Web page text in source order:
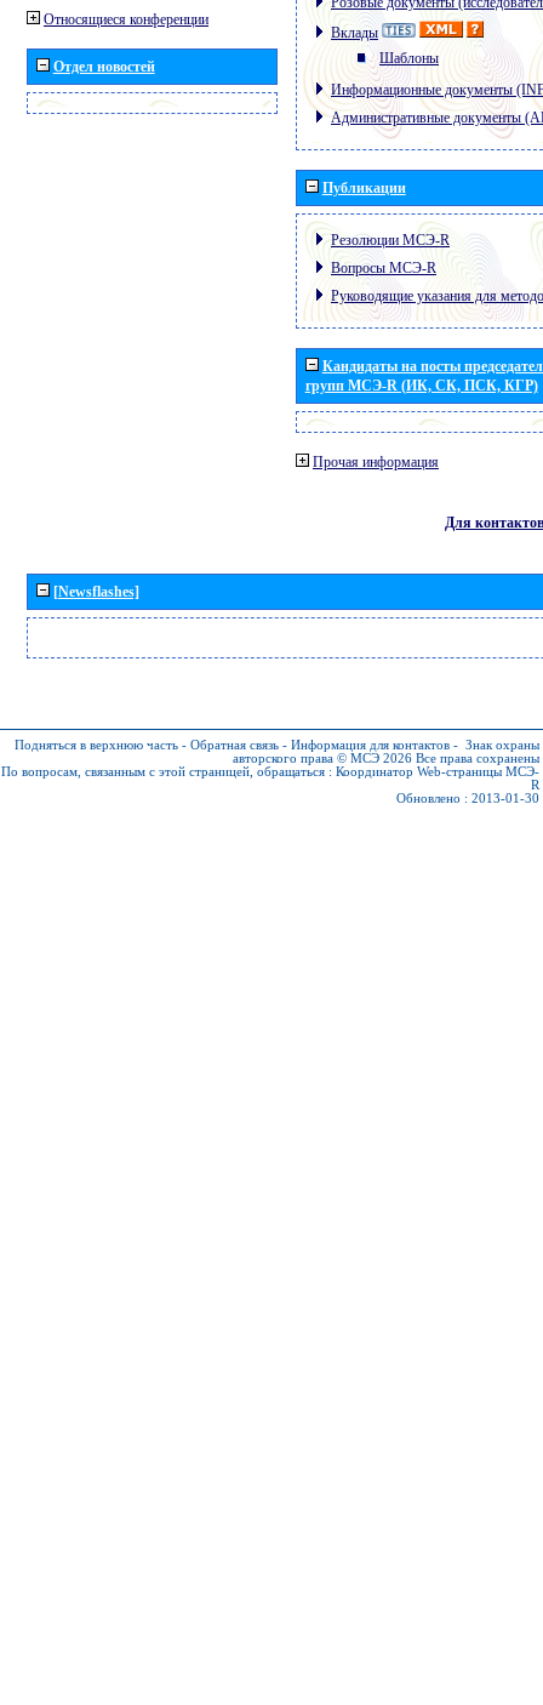
Относящиеся конференции
Отдел новостей
Вклады
Шаблоны
Информационные документы
Административные документы
Публикации
Резолюции МСЭ-R
Вопросы МСЭ-R
Руководящие указания для
Кандидаты на посты
групп МСЭ-R (ИК, СК, ПСК, КГР)
Прочая информация
Для контактов
[Newsflashes]
Подняться в верхнюю часть - Обратная связь - Информация для контактов - Знак охраны
авторского права © МСЭ 2026 Все права сохранены
По вопросам, связанным с этой страницей, обращаться : Координатор Web-страницы МСЭ-
R
Обновлено : 2013-01-30